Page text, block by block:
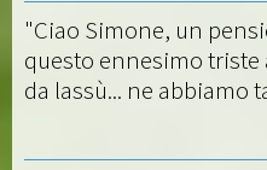
"Ciao Simone, un
questo ennesimo
da lassù... ne abbiamo